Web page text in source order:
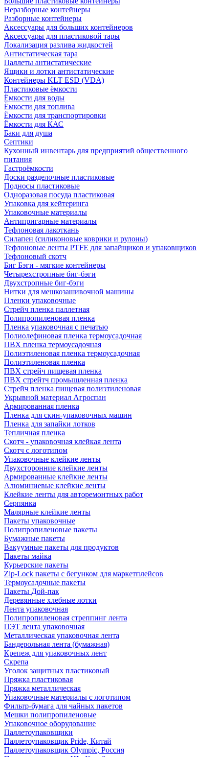
Неразборные контейнеры
Разборные контейнеры
Аксессуары для больших контейнеров
Аксессуары для пластиковой тары
Локализация разлива жидкостей
Антистатическая тара
Паллеты антистатические
Ящики и лотки антистатические
Контейнеры KLT ESD (VDA)
Пластиковые ёмкости
Ёмкости для воды
Ёмкости для топлива
Ёмкости для транспортировки
Ёмкости для КАС
Баки для душа
Септики
Кухонный инвентарь для предприятий общественного
питания
Гастроёмкости
Доски разделочные пластиковые
Подносы пластиковые
Одноразовая посуда пластиковая
Упаковка для кейтеринга
Упаковочные материалы
Антипригарные материалы
Тефлоновая лакоткань
Силапен (силиконовые коврики и рулоны)
Тефлоновые ленты PTFE для запайщиков и упаковщиков
Тефлоновый скотч
Биг Бэги - мягкие контейнеры
Четырехстропные биг-бэги
Двухстропные биг-бэги
Нитки для мешкозашивочной машины
Пленки упаковочные
Стрейч пленка паллетная
Полипропиленовая пленка
Пленка упаковочная с печатью
Полиолефиновая пленка термоусадочная
ПВХ пленка термоусадочная
Полиэтиленовая пленка термоусадочная
Полиэтиленовая пленка
ПВХ стрейч пищевая пленка
ПВХ стрейтч промышленная пленка
Стрейч пленка пищевая полиэтиленовая
Укрывной материал Агроспан
Армированная пленка
Пленка для скин-упаковочных машин
Пленка для запайки лотков
Тепличная пленка
Скотч - упаковочная клейкая лента
Скотч с логотипом
Упаковочные клейкие ленты
Двухсторонние клейкие ленты
Армированные клейкие ленты
Алюминиевые клейкие ленты
Клейкие ленты для авторемонтных работ
Серпянка
Малярные клейкие ленты
Пакеты упаковочные
Полипропиленовые пакеты
Бумажные пакеты
Вакуумные пакеты для продуктов
Пакеты майка
Курьерские пакеты
Zip-Lock пакеты с бегунком для маркетплейсов
Термоусадочные пакеты
Пакеты Дой-пак
Деревянные хлебные лотки
Лента упаковочная
Полипропиленовая стреппинг лента
ПЭТ лента упаковочная
Металлическая упаковочная лента
Бандерольная лента (бумажная)
Крепеж для упаковочных лент
Скрепа
Уголок защитных пластиковый
Пряжка пластиковая
Пряжка металлическая
Упаковочные материалы с логотипом
Фильтр-бумага для чайных пакетов
Мешки полипропиленовые
Упаковочное оборудование
Паллетоупаковщики
Паллетоупаковщик Pride, Китай
Паллетоупаковщик Olympic, Россия